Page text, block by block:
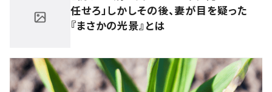
任せろ」しかしその後、妻が目を疑った
『まさかの光景』とは